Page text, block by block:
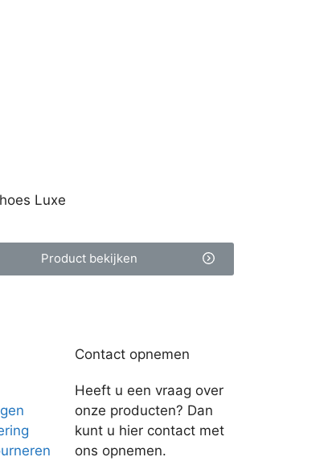
Luxe
Product bekijken
Contact opnemen
Heeft u een vraag over
onze producten? Dan
kunt u hier contact met
ons opnemen.